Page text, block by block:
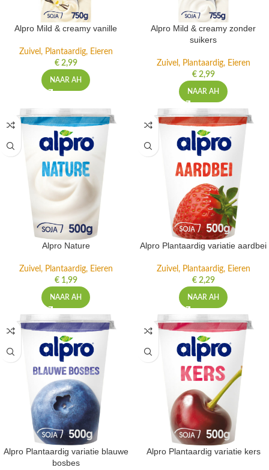
Alpro Mild & creamy vanille
Zuivel, Plantaardig, Eieren
€2,99
NAAR AH
Alpro Mild & creamy zonder
suikers
Zuivel, Plantaardig, Eieren
€2,99
NAAR AH
Alpro Nature
Zuivel, Plantaardig, Eieren
€1,99
NAAR AH
Alpro Plantaardig variatie aardbei
Zuivel, Plantaardig, Eieren
€2,29
NAAR AH
Alpro Plantaardig variatie blauwe
bosbes
Alpro Plantaardig variatie kers